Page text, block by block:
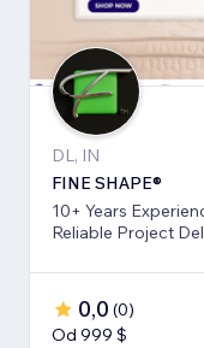
DL, IN
FINE SHAPE®
10+ Years Experience Wix Legends 300+
Reliable Project
0,0 (0)
Od 999 $